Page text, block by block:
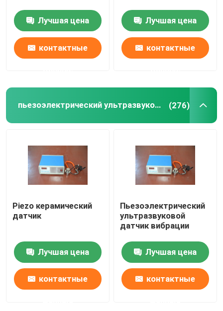
Лучшая цена
контактные
Лучшая цена
контактные
пьезоэлектрический ультразвуковой датчик (276)
Piezo керамический
датчик
Лучшая цена
контактные
Пьезоэлектрический
ультразвуковой
датчик вибрации
Лучшая цена
контактные